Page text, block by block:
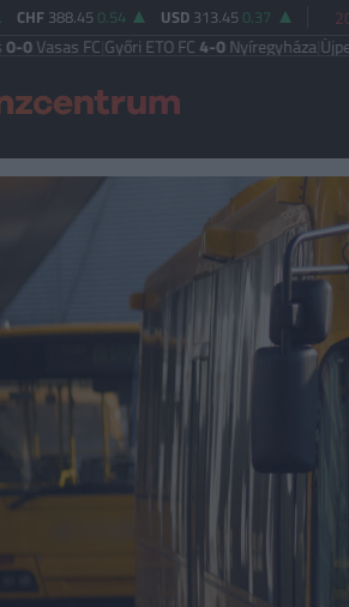
CHF 388.45 0.54 USD 313.45 0.37
FC|Győri ETO FC4-0Nyíregyháza|Újpest FC4-2